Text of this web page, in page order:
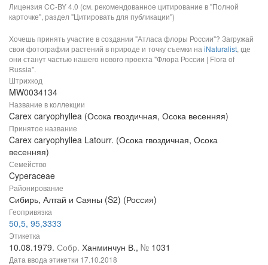
Лицензия CC-BY 4.0 (см. рекомендованное цитирование в "Полной
карточке", раздел "Цитировать для публикации")
Хочешь принять участие в создании "Атласа флоры России"? Загружай
свои фотографии растений в природе и точку съемки на iNaturalist, где
они станут частью нашего нового проекта "Флора России | Flora of
Russia".
Штрихкод
MW0034134
Название в коллекции
Carex caryophyllea (Осока гвоздичная, Осока весенняя)
Принятое название
Carex caryophyllea Latourr. (Осока гвоздичная, Осока
весенняя)
Семейство
Cyperaceae
Районирование
Сибирь, Алтай и Саяны (S2) (Россия)
Геопривязка
50,5, 95,3333
Этикетка
10.08.1979. Собр. Ханминчун В., № 1031
Дата ввода этикетки 17.10.2018